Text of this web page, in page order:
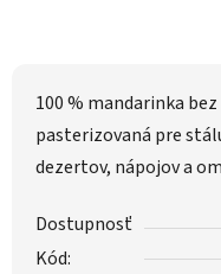
100 % mandarinka
pasterizovaná pre
dezertov, nápojov a
Dostupnosť
Kód: